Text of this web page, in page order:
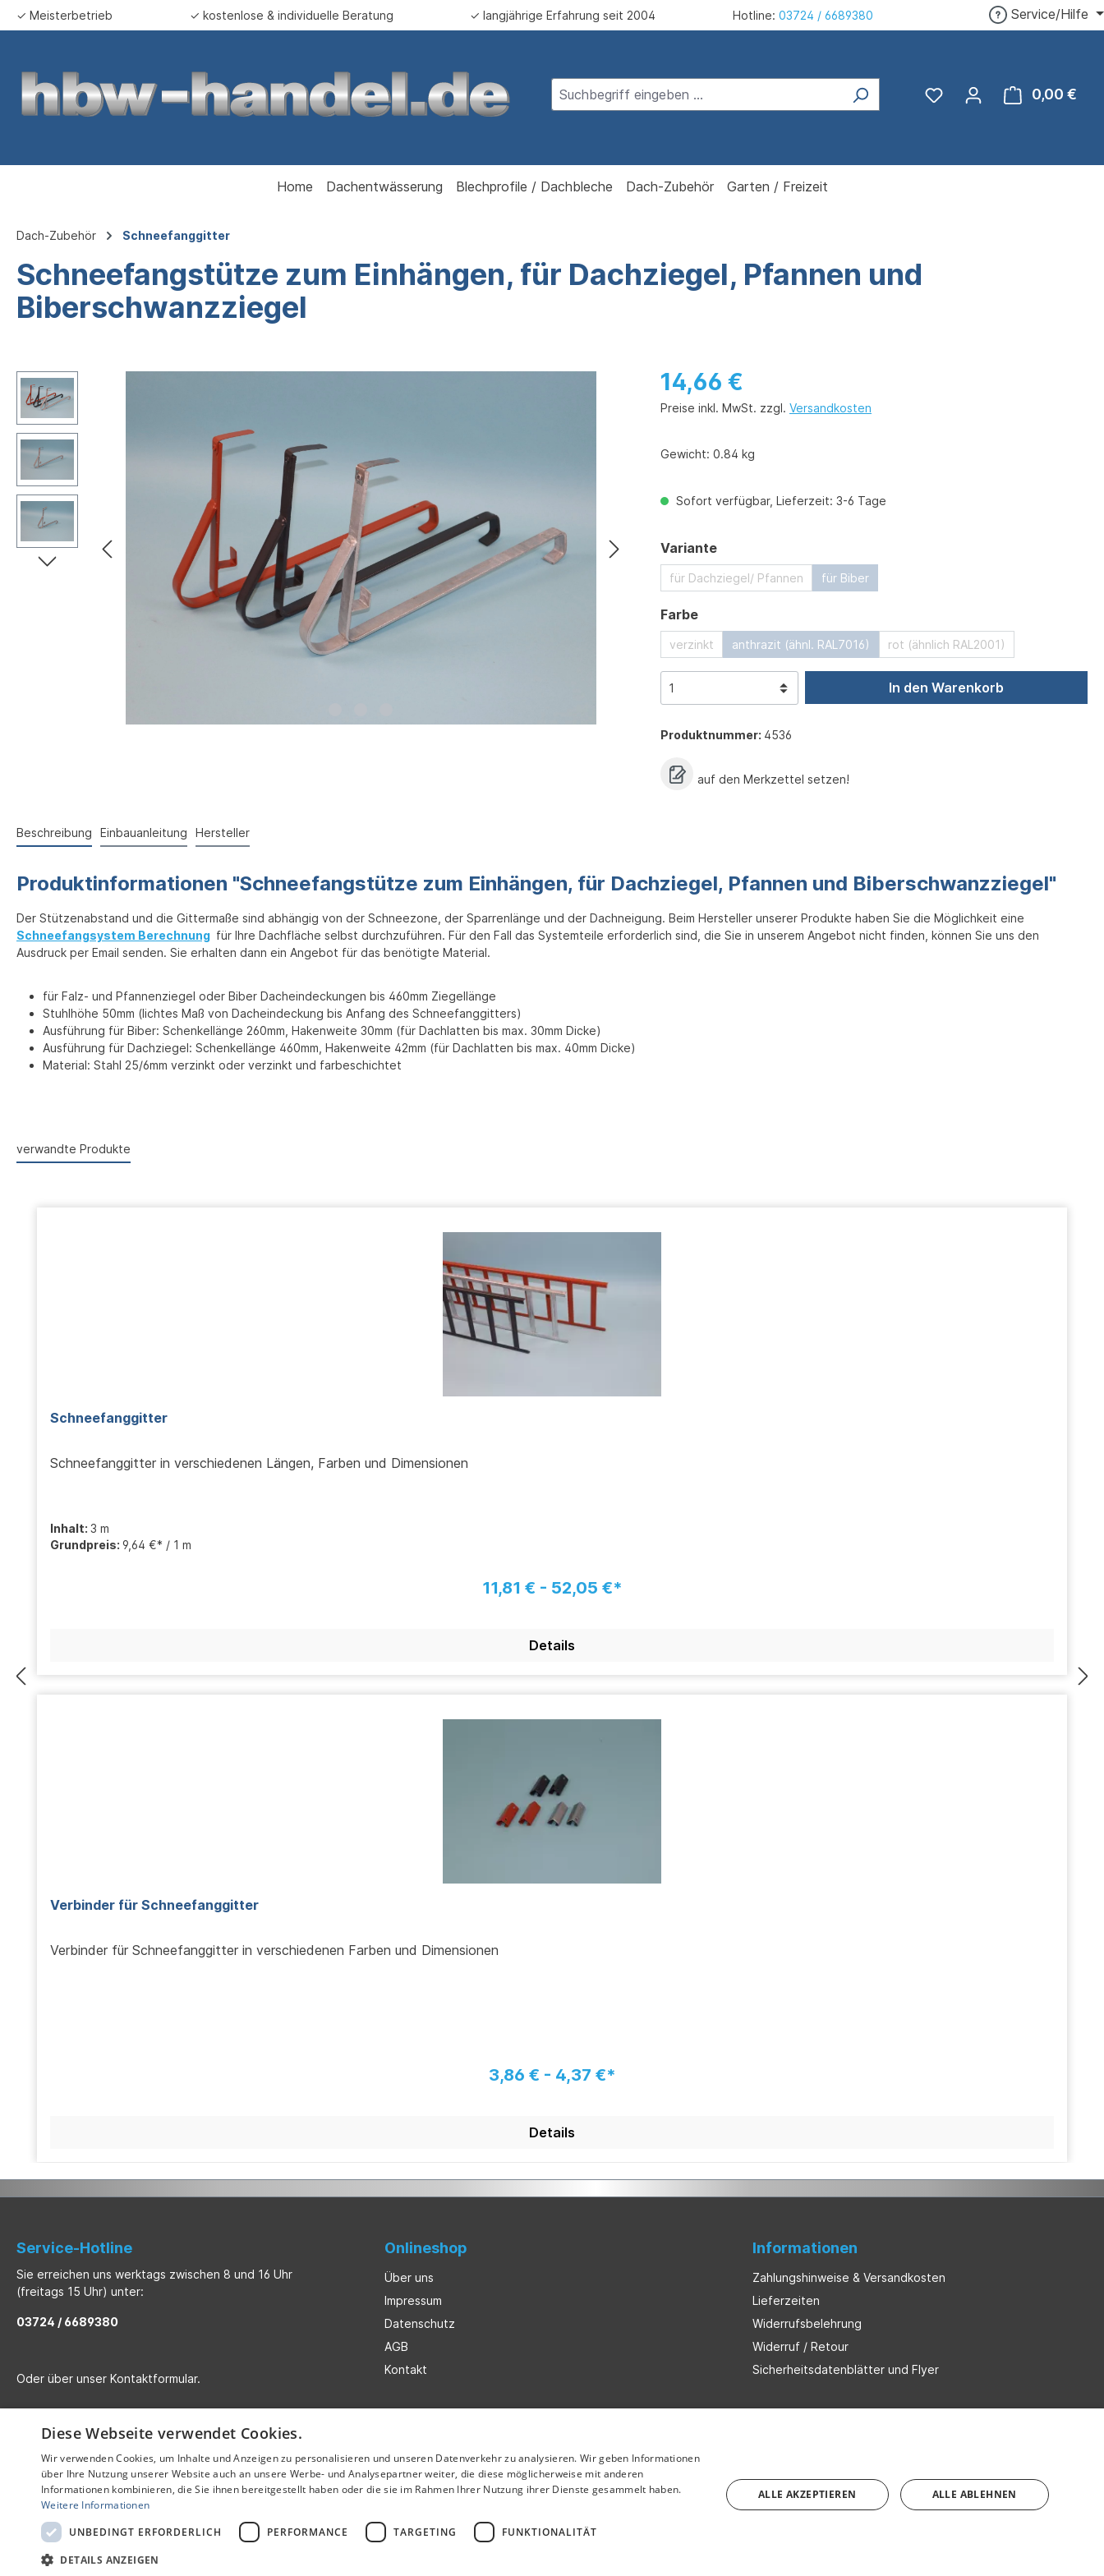
Zur Hauptnavigation springen
✓ Meisterbetrieb ✓ kostenlose & individuelle Beratung ✓ langjährige Erfahrung seit 2004 Hotline:03724 / 6689380
0,00 €
Home Dachentwässerung Blechprofile / Dachbleche Dach-Zubehör Garten / Freizeit
Dach-Zubehör Schneefanggitter
Schneefangstütze zum Einhängen, für Dachziegel, Pfannen und
Biberschwanzziegel
Bildergalerie überspringen 14,66 €
Preise inkl. MwSt. zzgl. Versandkosten
Gewicht: 0.84 kg
Sofort verfügbar, Lieferzeit: 3-6 Tage
Varianteauswählen
für Dachziegel/ Pfannen für Biber
Farbeauswählen
verzinkt anthrazit (ähnl. RAL7016) rot (ähnlich RAL2001)
In den Warenkorb
Produktnummer: 4536
auf den Merkzettel setzen!
Beschreibung Einbauanleitung Hersteller
Produktinformationen "Schneefangstütze zum Einhängen, für Dachziegel, Pfannen und Biberschwanzziegel"
Der Stützenabstand und die Gittermaße sind abhängig von der Schneezone, der Sparrenlänge und der Dachneigung. Beim Hersteller unserer Produkte haben Sie die Möglichkeit eine
Schneefangsystem Berechnung für Ihre Dachfläche selbst durchzuführen. Für den Fall das Systemteile erforderlich sind, die Sie in unserem Angebot nicht finden, können Sie uns den
Ausdruck per Email senden. Sie erhalten dann ein Angebot für das benötigte Material.
für Falz- und Pfannenziegel oder Biber Dacheindeckungen bis 460mm Ziegellänge
Stuhlhöhe 50mm (lichtes Maß von Dacheindeckung bis Anfang des Schneefanggitters)
Ausführung für Biber: Schenkellänge 260mm, Hakenweite 30mm (für Dachlatten bis max. 30mm Dicke)
Ausführung für Dachziegel: Schenkellänge 460mm, Hakenweite 42mm (für Dachlatten bis max. 40mm Dicke)
Material: Stahl 25/6mm verzinkt oder verzinkt und farbeschichtet
verwandte Produkte
Schneefanggitter
Schneefanggitter in verschiedenen Längen, Farben und Dimensionen
Inhalt: 3 m
Grundpreis: 9,64 €* / 1 m
11,81 € - 52,05 €*
Details
Verbinder für Schneefanggitter
Verbinder für Schneefanggitter in verschiedenen Farben und Dimensionen
3,86 € - 4,37 €*
Details
Service-Hotline
Sie erreichen uns werktags zwischen 8 und 16 Uhr
(freitags 15 Uhr) unter:
03724 / 6689380
Oder über unser Kontaktformular.
Onlineshop
Über uns
Impressum
Datenschutz
AGB
Kontakt
Informationen
Zahlungshinweise & Versandkosten
Lieferzeiten
Widerrufsbelehrung
Widerruf / Retour
Sicherheitsdatenblätter und Flyer
Alle Preise inkl. gesetzl. Mehrwertsteuer zzgl. Versandkostenund ggf. Nachnahmegebühren, wenn nicht anders angegeben.
Service/Hilfe
Diese Webseite verwendet Cookies.
Wir verwenden Cookies, um Inhalte und Anzeigen zu personalisieren und unseren Datenverkehr zu analysieren. Wir geben Informationen
über Ihre Nutzung unserer Website auch an unsere Werbe- und Analysepartner weiter, die diese möglicherweise mit anderen
Informationen kombinieren, die Sie ihnen bereitgestellt haben oder die sie im Rahmen Ihrer Nutzung ihrer Dienste gesammelt haben.
Weitere Informationen
UNBEDINGT ERFORDERLICH
PERFORMANCE TARGETING FUNKTIONALITÄT
DETAILS ANZEIGEN
ALLE AKZEPTIEREN ALLE ABLEHNEN